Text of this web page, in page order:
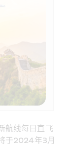
航线每日直飞
于2024年3月